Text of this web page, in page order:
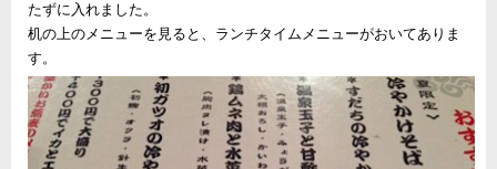
たずに入れました。
机の上のメニューを見ると、ランチタイムメニューがおいてありま
す。